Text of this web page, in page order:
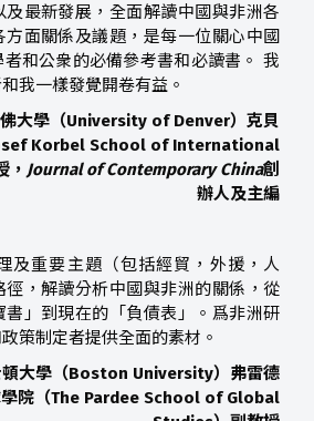
及最新發展，全面解讀中國與非洲各
方面關係及議題，是每一位關心中國
和公衆的必備參考書和必讀書。 我
我一樣發覺開卷有益。
大學（University of Denver）克貝
Korbel School of International
， Journal of Contemporary China創
辦人及主編
及重要主題（包括經貿，外援，人
徑，解讀分析中國與非洲的關係，從
書」到現在的「負債表」。爲非洲研
策制定者提供全面的素材。
大學（Boston University）弗雷德
院（The Pardee School of Global